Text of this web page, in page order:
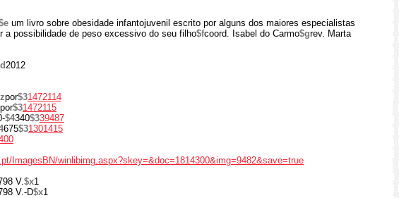
um livro sobre obesidade infantojuvenil escrito por alguns dos maiores especialistas
a possibilidade de peso excessivo do seu filho$fcoord. Isabel do Carmo$grev. Marta
2012
por$31472114
por$31472115
$4340$339487
675$31301415
ImagesBN/winlibimg.aspx?skey=&doc=1814300&img=9482&save=true
V.$x1
V.-D$x1